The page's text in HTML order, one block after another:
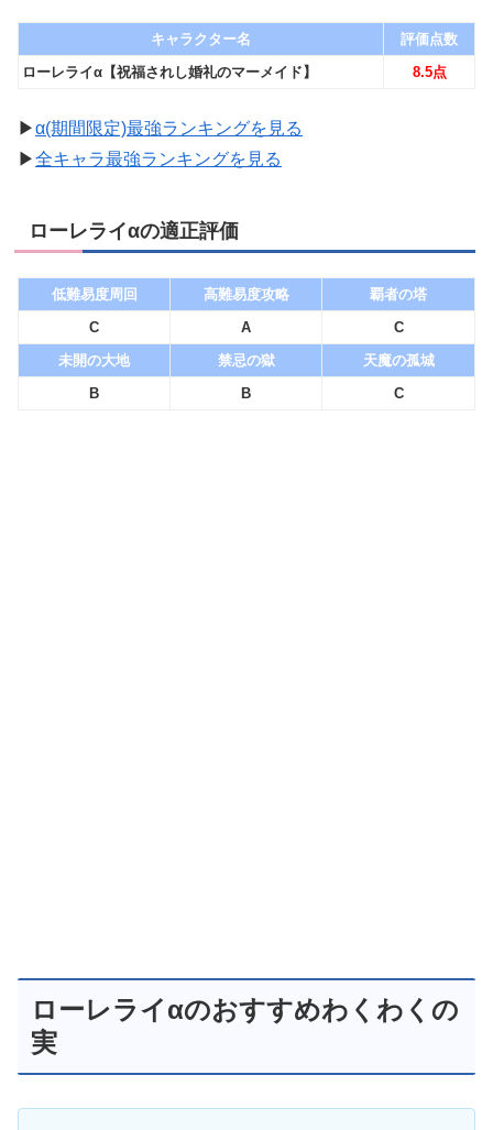
キャラクター名
評価点数
ローレライα【祝福されし婚礼のマーメイド】
8.5点
▶︎α(期間限定)最強ランキングを見る
▶︎全キャラ最強ランキングを見る
ローレライαの適正評価
低難易度周回 高難易度攻略
覇者の塔
C
A
C
未開の大地
禁忌の獄
天魔の孤城
B
B C
ローレライαのおすすめわくわくの
実